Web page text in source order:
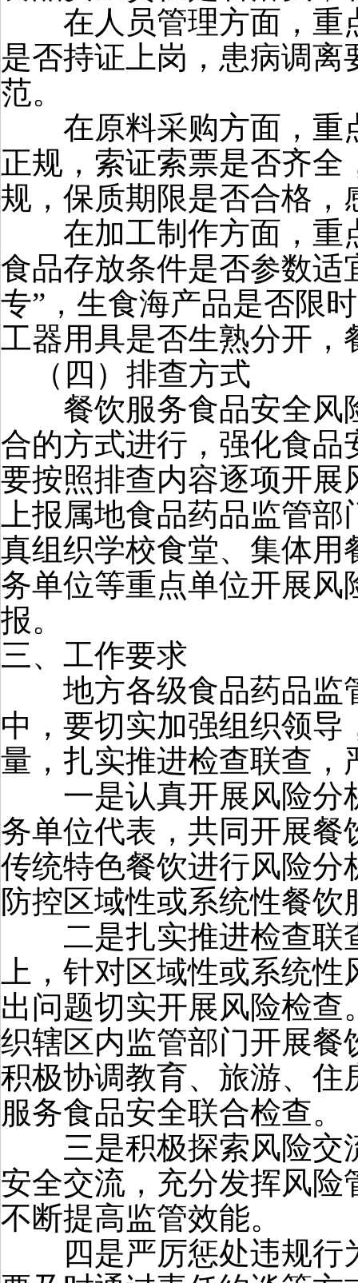
在人员管理方面，重
是否持证上岗，患病调
范。
在原料采购方面，重
正规，索证索票是否齐
规，保质期限是否合格，
在加工制作方面，重
食品存放条件是否参数适
专”，生食海产品是否限
工器用具是否生熟分开
（四）排查方式
餐饮服务食品安全风
合的方式进行，强化食
要按照排查内容逐项开
上报属地食品药品监管
真组织学校食堂、集体
务单位等重点单位开展
报。
三、工作要求
地方各级食品药品监
中，要切实加强组织领
量，扎实推进检查联查
一是认真开展风险分
务单位代表，共同开展
传统特色餐饮进行风险分
防控区域性或系统性餐
二是扎实推进检查联
上，针对区域性或系统
出问题切实开展风险检
织辖区内监管部门开展
积极协调教育、旅游、
服务食品安全联合检查。
三是积极探索风险交
安全交流，充分发挥风
不断提高监管效能。
四是严厉惩处违规行